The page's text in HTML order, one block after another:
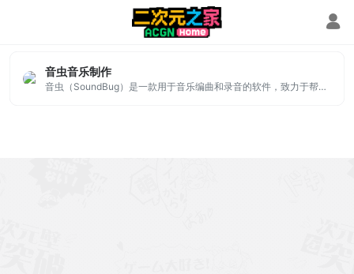
音虫音乐制作
音虫（SoundBug）是一款用于音乐编曲和录音的软件，致力于帮助更多的音乐爱好者体会音乐创作的乐趣！